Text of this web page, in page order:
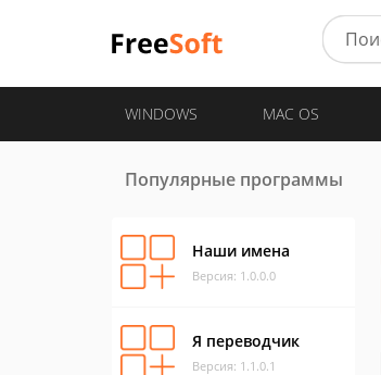
WINDOWS MAC OS
Популярные программы
Наши имена
Версия: 1.0.0.0
Я переводчик
Версия: 1.1.0.1